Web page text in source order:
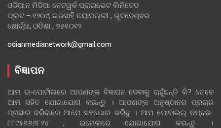
ଓଡିଆନ ମିଡିଆ ନେଟୱର୍କ ପ୍ରାଇଭେଟ ଲିମିଟେଡ
ପ୍ଲଟ – ୧୨୦୯, ଗଡସାହି ନୟାପଲ୍ଲୀ , ଭୁବନେଶ୍ଵର
ଖୋର୍ଦ୍ଧା, ଓଡିଶା , ୭୫୧୦୧୨
odianmedianetwork@gmail.com
ବିଜ୍ଞାପନ
ଆମ ଇ-ପୋର୍ଟାଲରେ ଆପଣଙ୍କ ବିଜ୍ଞାପନ ଦେବାକୁ ଚାହୁଁଛନ୍ତି କି? ତେବେ
ଆମ ସହିତ ଯୋଗାଯୋଗ କରନ୍ତୁ । ଆପଣଙ୍କ ଅନୁଷ୍ଠାନର ପ୍ରଚାର
ପ୍ରସାର କରିବାରେ ଆମେ ସହଯୋଗ କରିବୁ । ଆମ ମୋବାଇଲ୍ ନମ୍ବର-
୮୮୯୫୭୬୬୮୨୪ , ଇମେଲରେ ଯୋଗାଯୋଗ କରନ୍ତୁ ।